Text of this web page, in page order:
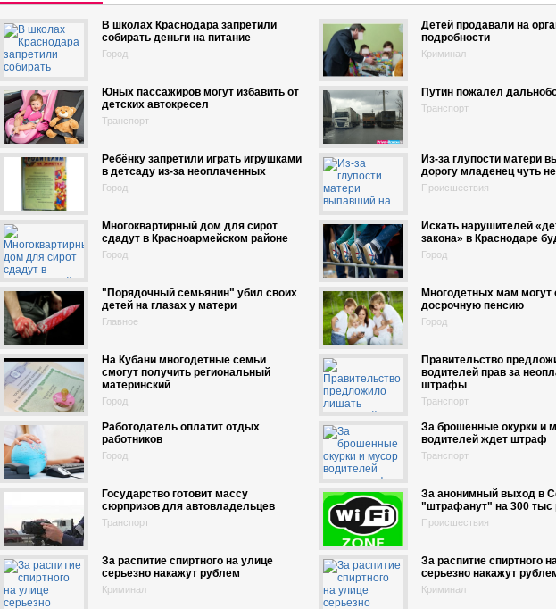
В школах Краснодара запретили
собирать деньги на питание
Город
Детей продавали на
подробности
Криминал
Юных пассажиров могут избавить от
детских автокресел
Транспорт
Путин пожалел
Транспорт
Ребёнку запретили играть игрушками
в детсаду из-за неоплаченных
Город
Из-за глупости матери
дорогу младенец чуть
Происшествия
Многоквартирный дом для сирот
сдадут в Красноармейском районе
Город
Искать нарушителей
закона» в Краснодаре
Город
"Порядочный семьянин" убил своих
детей на глазах у матери
Главное
Многодетных мам могут
досрочную пенсию
Город
На Кубани многодетные семьи
смогут получить региональный
материнский
Город
Правительство
водителей прав за
штрафы
Транспорт
Работодатель оплатит отдых
работников
Город
За брошенные окурки и
водителей ждет штраф
Транспорт
Государство готовит массу
сюрпризов для автовладельцев
Транспорт
За анонимный выход в
"штрафанут" на 300 тыс
Происшествия
За распитие спиртного на улице
серьезно накажут рублем
Криминал
За распитие спиртного
серьезно накажут
Криминал